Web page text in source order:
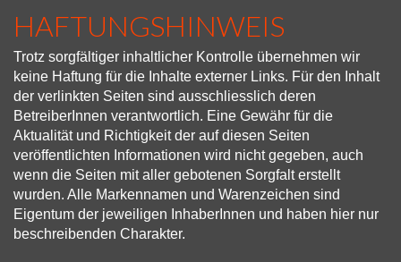
HAFTUNGSHINWEIS
Trotz sorgfältiger inhaltlicher Kontrolle übernehmen wir
keine Haftung für die Inhalte externer Links. Für den Inhalt
der verlinkten Seiten sind ausschliesslich deren
BetreiberInnen verantwortlich. Eine Gewähr für die
Aktualität und Richtigkeit der auf diesen Seiten
veröffentlichten Informationen wird nicht gegeben, auch
wenn die Seiten mit aller gebotenen Sorgfalt erstellt
wurden. Alle Markennamen und Warenzeichen sind
Eigentum der jeweiligen InhaberInnen und haben hier nur
beschreibenden Charakter.